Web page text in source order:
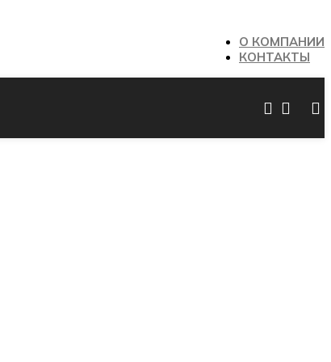
О КОМПАНИИ
КОНТАКТЫ